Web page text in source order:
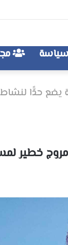
سياسة
يضع حدًّا
خطير